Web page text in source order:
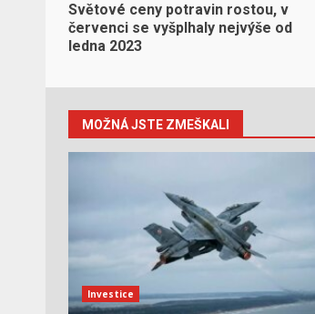
Světové ceny potravin rostou, v
červenci se vyšplhaly nejvýše od
ledna 2023
MOŽNÁ JSTE ZMEŠKALI
Investice